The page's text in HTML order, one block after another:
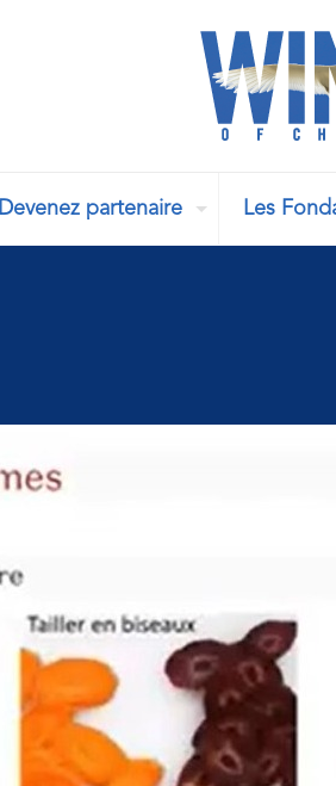
Devenez partenaire Les